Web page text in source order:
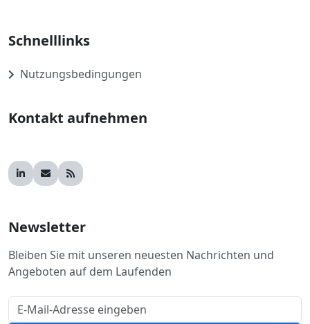
Schnelllinks
Nutzungsbedingungen
Kontakt aufnehmen
Newsletter
Bleiben Sie mit unseren neuesten Nachrichten und
Angeboten auf dem Laufenden